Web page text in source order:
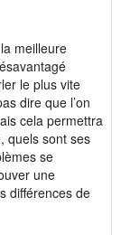
meilleure
le plus vite
dire que l’on
cela permettra
quels sont ses
se
une
différences de